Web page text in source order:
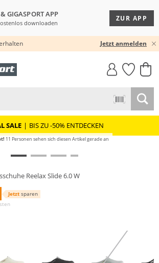
GIGASPORT APP
downloaden
ZUR APP
30 TAGE RÜCKGABERECHT Jetzt anmelden
MUST-HAVE
SALE | BIS ZU -50% ENTDECKEN
11 Personen sehen sich diesen Artikel gerade an
Reelax Slide 6.0 W
Jetzt sparen